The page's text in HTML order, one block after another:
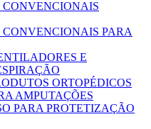
CONVENCIONAIS
PARA
E
ORTOPÉDICOS
AMPUTAÇÕES
PARA PROTETIZAÇÃO